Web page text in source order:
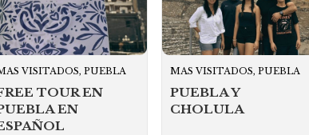
VISITADOS, PUEBLA
TOUR EN
EN
MAS VISITADOS, PUEBLA
PUEBLA Y
CHOLULA